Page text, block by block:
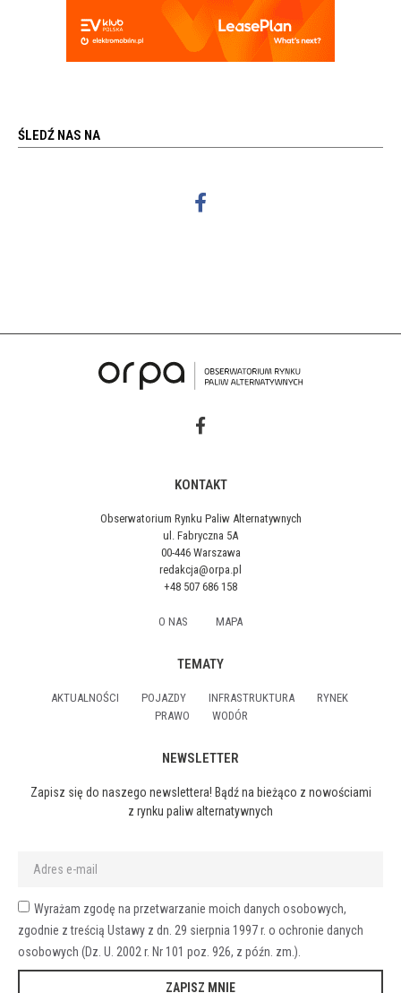
ŚLEDŹ NAS NA
KONTAKT
Obserwatorium Rynku Paliw Alternatywnych
ul. Fabryczna 5A
00-446 Warszawa
redakcja@orpa.pl
+48 507 686 158
O NAS MAPA
TEMATY
AKTUALNOŚCI POJAZDY INFRASTRUKTURA
RYNEK
PRAWO
WODÓR
NEWSLETTER
Zapisz się do naszego newslettera! Bądź na bieżąco z nowościami
z rynku paliw alternatywnych
Wyrażam zgodę na przetwarzanie moich danych osobowych,
zgodnie z treścią Ustawy z dn. 29 sierpnia 1997 r. o ochronie danych
osobowych (Dz. U. 2002 r. Nr 101 poz. 926, z późn. zm.).
ZAPISZ MNIE